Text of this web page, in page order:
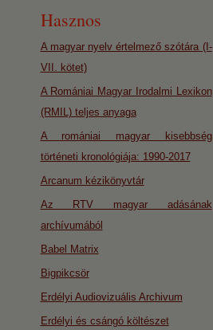
Hasznos
A magyar nyelv értelmező szótára (I-
VII. kötet)
A Romániai Magyar Irodalmi Lexikon
(RMIL) teljes anyaga
A romániai magyar kisebbség
történeti kronológiája: 1990-2017
Arcanum kézikönyvtár
Az RTV magyar adásának
archívumából
Babel Matrix
Bigpikcsör
Erdélyi Audiovizuális Archivum
Erdélyi és csángó költészet